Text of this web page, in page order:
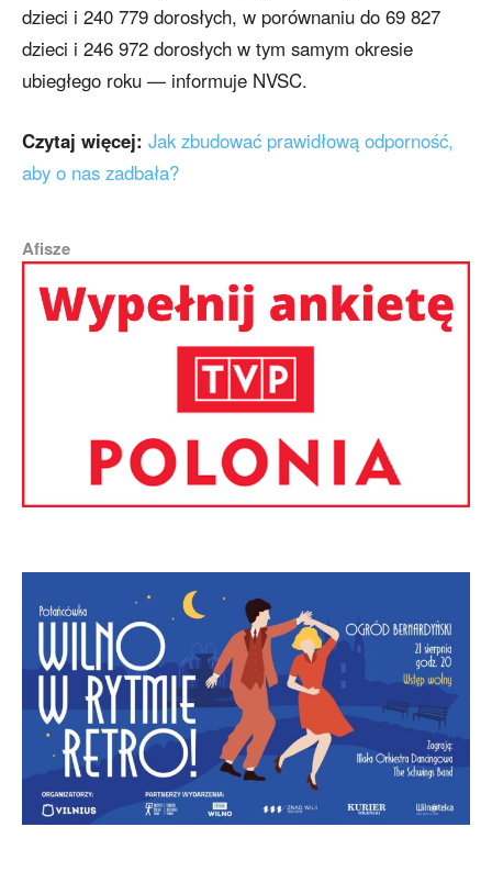
dzieci i 240 779 dorosłych, w porównaniu do 69 827
dzieci i 246 972 dorosłych w tym samym okresie
ubiegłego roku — informuje NVSC.
Czytaj więcej: Jak zbudować prawidłową odporność,
aby o nas zadbała?
Afisze